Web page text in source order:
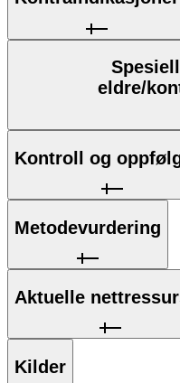
eldre/
Kontroll og
Metodevurdering
Aktuelle
Kilder